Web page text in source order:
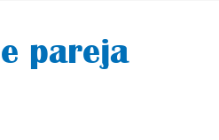
pareja